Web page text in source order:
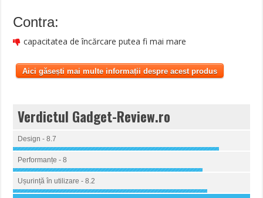
Contra:
capacitatea de încărcare putea fi mai mare
Aici găsești mai multe informații despre acest produs
Verdictul Gadget-Review.ro
Design - 8.7
Performanțe - 8
Ușurință în utilizare - 8.2